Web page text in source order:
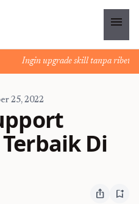
menu
Ingin upgrade skill tanpa ribet?
25, 2022
Di
ios_share bookmark_add